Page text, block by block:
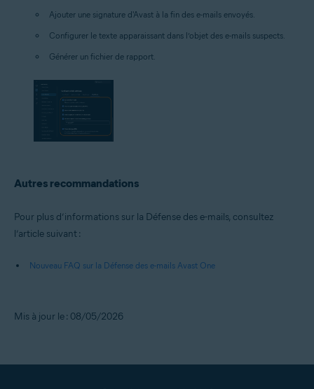
Ajouter une signature d'Avast à la fin des e-mails envoyés.
Configurer le texte apparaissant dans l’objet des e-mails suspects.
Générer un fichier de rapport.
Autres recommandations
Pour plus d’informations sur la Défense des e-mails, consultez
l’article suivant :
Nouveau FAQ sur la Défense des e-mails Avast One
Mis à jour le : 08/05/2026